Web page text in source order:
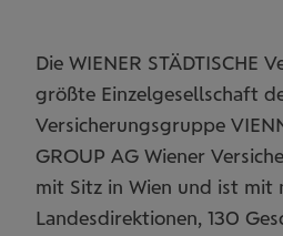
Die WIENER STÄDTISCHE
größte Einzelgesellschaft
Versicherungsgruppe
GROUP AG Wiener
mit Sitz in Wien und ist mit
Landesdirektionen, 130